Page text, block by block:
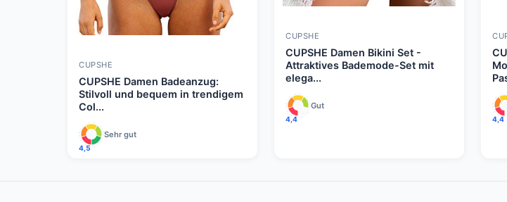
CUPSHE
CUPSHE Damen Badeanzug:
Stilvoll und bequem in trendigem
Col...
4,5
Sehr gut
CUPSHE
CUPSHE Damen Bikini Set -
Attraktives Bademode-Set mit
elega...
4,4
Gut
4,4